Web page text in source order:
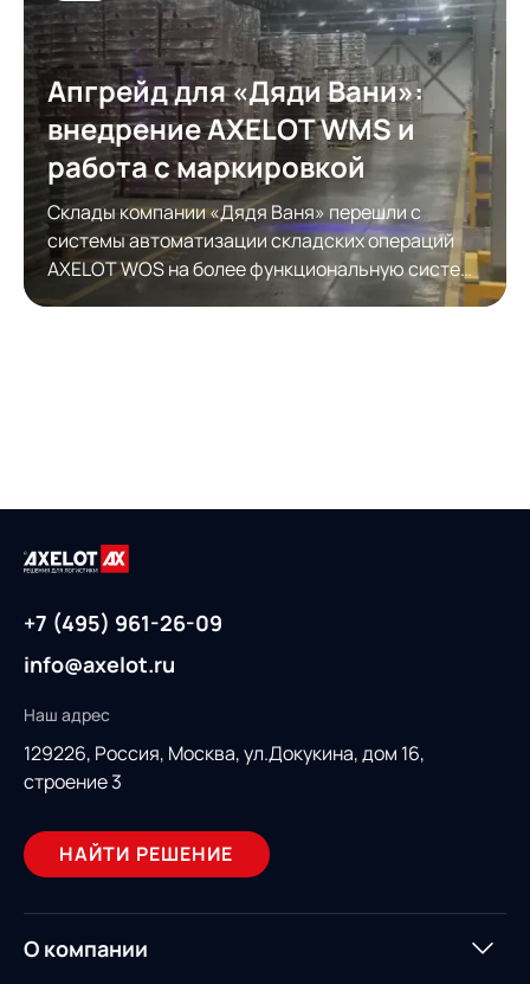
Апгрейд для «Дяди Вани»:
внедрение AXELOT WMS и
работа с маркировкой
Склады компании «Дядя Ваня» перешли с
системы автоматизации складских операций
AXELOT WOS на более функциональную систему
автоматизации складской логистики AXELOT
+7 (495) 961-26-09
info@axelot.ru
Наш адрес
129226, Россия, Москва, ул.Докукина, дом 16,
строение 3
НАЙТИ РЕШЕНИЕ
О компании